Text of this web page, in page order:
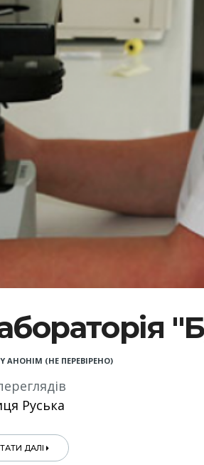
АНОНІМ (НЕ ПЕРЕВІРЕНО)
Руська
ДАЛІ